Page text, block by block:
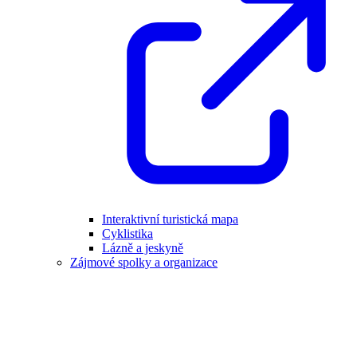
Interaktivní turistická mapa
Cyklistika
Lázně a jeskyně
Zájmové spolky a organizace